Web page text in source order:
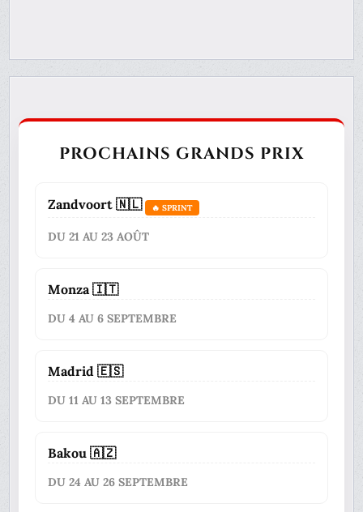
PROCHAINS GRANDS PRIX
Zandvoort 🇳🇱 🔥 SPRINT
DU 21 AU 23 AOÛT
Monza 🇮🇹
DU 4 AU 6 SEPTEMBRE
Madrid 🇪🇸
DU 11 AU 13 SEPTEMBRE
Bakou 🇦🇿
DU 24 AU 26 SEPTEMBRE